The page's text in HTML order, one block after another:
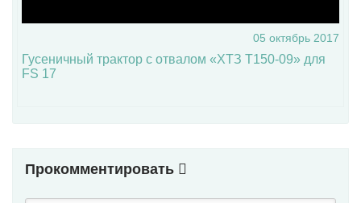
05 октябрь 2017
Гусеничный трактор с отвалом «ХТЗ Т150-09» для
FS 17
Прокомментировать